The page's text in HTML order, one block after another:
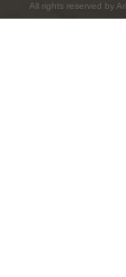
All rights reserved by